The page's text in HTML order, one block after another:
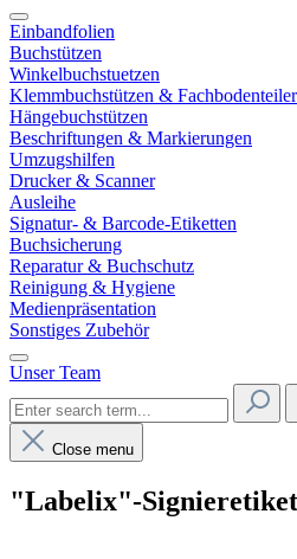
Einbandfolien
Buchstützen
Winkelbuchstuetzen
Klemmbuchstützen & Fachbodenteiler
Hängebuchstützen
Beschriftungen & Markierungen
Umzugshilfen
Drucker & Scanner
Ausleihe
Signatur- & Barcode-Etiketten
Buchsicherung
Reparatur & Buchschutz
Reinigung & Hygiene
Medienpräsentation
Sonstiges Zubehör
Unser Team
Close menu
"Labelix"-